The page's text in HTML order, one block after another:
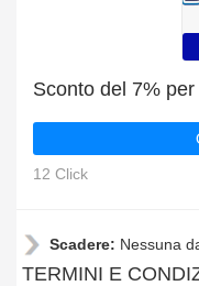
Sconto del 7%
12 Click
Scadere: Nessuna
TERMINI E